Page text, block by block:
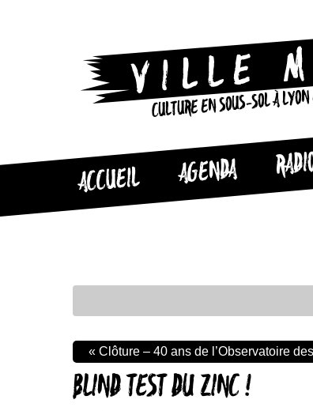
CULTURE EN SOUS-SOL À
ACCUEIL AGENDA
BLIND TEST DU ZINC !
« Clôture – 40 ans de l’Observatoire